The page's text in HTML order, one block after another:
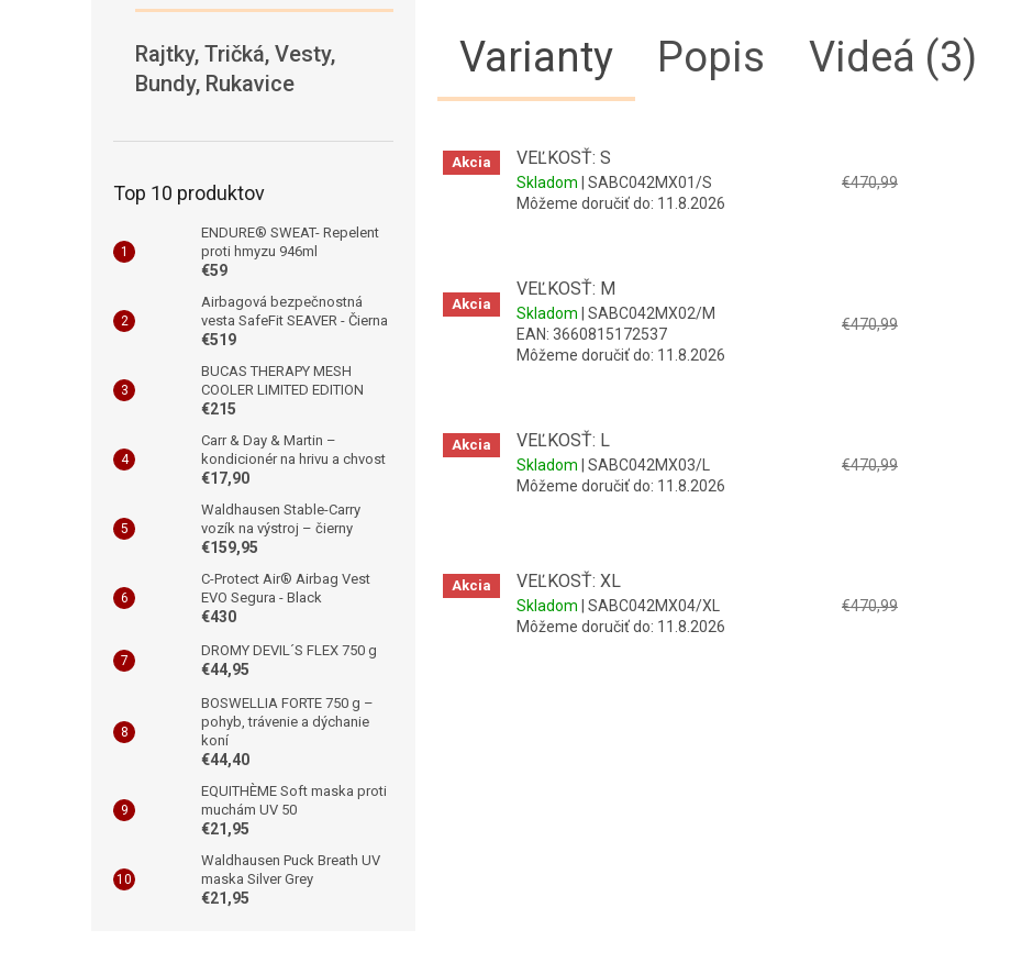
Rajtky, Tričká, Vesty,
Bundy, Rukavice
Top 10 produktov
ENDURE® SWEAT- Repelent
proti hmyzu 946ml
€59
Airbagová bezpečnostná
vesta SafeFit SEAVER - Čierna
€519
BUCAS THERAPY MESH
COOLER LIMITED EDITION
€215
Carr & Day & Martin –
kondicionér na hrivu a chvost
€17,90
Waldhausen Stable-Carry
vozík na výstroj – čierny
€159,95
C-Protect Air® Airbag Vest
EVO Segura - Black
€430
DROMY DEVIL´S FLEX 750 g
€44,95
BOSWELLIA FORTE 750 g –
pohyb, trávenie a dýchanie
koní
€44,40
EQUITHÈME Soft maska proti
muchám UV 50
€21,95
Waldhausen Puck Breath UV
maska Silver Grey
€21,95
Varianty Popis Videá (3)
Akcia VEĽKOSŤ: S
Skladom
| SABC042MX01/S
Môžeme doručiť do: 11.8.2026
€470,99
Akcia
VEĽKOSŤ: M
Skladom
| SABC042MX02/M
EAN: 3660815172537
Môžeme doručiť do: 11.8.2026
€470,99
Akcia VEĽKOSŤ: L
Skladom
| SABC042MX03/L
Môžeme doručiť do: 11.8.2026
€470,99
Akcia VEĽKOSŤ: XL
Skladom
| SABC042MX04/XL
Môžeme doručiť do: 11.8.2026
€470,99